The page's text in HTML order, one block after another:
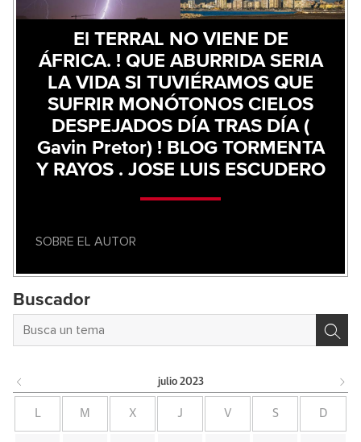
El TERRAL NO VIENE DE
ÁFRICA. ! QUE ABURRIDA SERIA
LA VIDA SI TUVIÉRAMOS QUE
SUFRIR MONÓTONOS CIELOS
DESPEJADOS DÍA TRAS DÍA (
Gavin Pretor) ! BLOG TORMENTA
Y RAYOS . JOSE LUIS ESCUDERO
SOBRE EL AUTOR
Buscador
julio 2023
L M X J V S D